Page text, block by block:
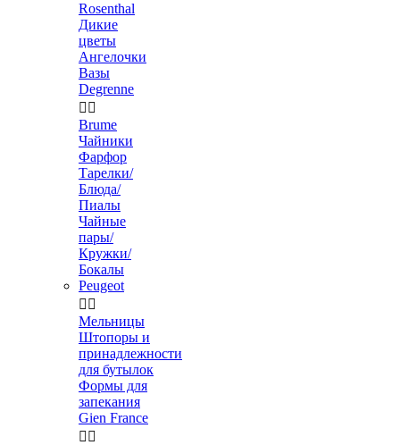
Rosenthal
Дикие
цветы
Ангелочки
Вазы
Degrenne
 
Brume
Чайники
Фарфор
Тарелки/
Блюда/
Пиалы
Чайные
пары/
Кружки/
Бокалы
Peugeot
 
Мельницы
Штопоры и
принадлежности
для бутылок
Формы для
запекания
Gien France
 